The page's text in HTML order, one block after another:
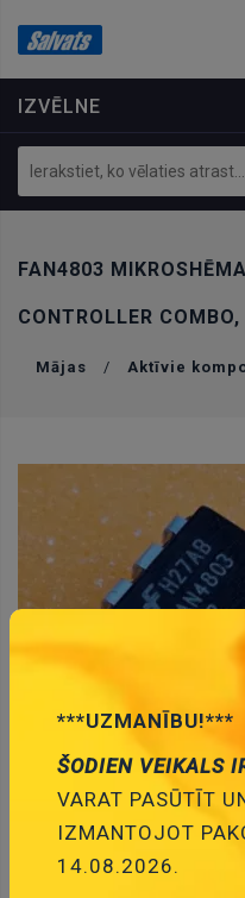
IZVĒLNE
PROFILS
Ielogoties
Izveidot kontu
FAN4803
CONTROLLER
Mājas / Aktīvie
***UZMANĪBU!***
ŠODIEN VEIKALS
VARAT PASŪTĪT
IZMANTOJOT
14.08.2026.